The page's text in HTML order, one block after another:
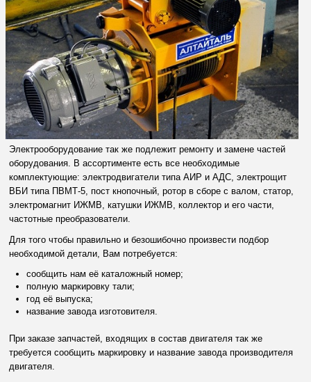
Электрооборудование так же подлежит ремонту и замене частей
оборудования. В ассортименте есть все необходимые
комплектующие: электродвигатели типа АИР и АДС, электрощит
ВБИ типа ПВМТ-5, пост кнопочный, ротор в сборе с валом, статор,
электромагнит ИЖМВ, катушки ИЖМВ, коллектор и его части,
частотные преобразователи.
Для того чтобы правильно и безошибочно произвести подбор
необходимой детали, Вам потребуется:
сообщить нам её каталожный номер;
полную маркировку тали;
год её выпуска;
название завода изготовителя.
При заказе запчастей, входящих в состав двигателя так же
требуется сообщить маркировку и название завода производителя
двигателя.